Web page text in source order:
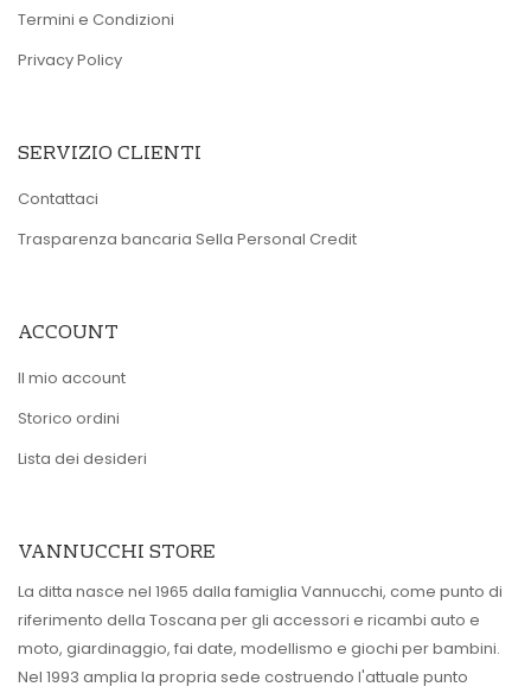
Termini e Condizioni
Privacy Policy
SERVIZIO CLIENTI
Contattaci
Trasparenza bancaria Sella Personal Credit
ACCOUNT
Il mio account
Storico ordini
Lista dei desideri
VANNUCCHI STORE
La ditta nasce nel 1965 dalla famiglia Vannucchi, come punto di
riferimento della Toscana per gli accessori e ricambi auto e
moto, giardinaggio, fai date, modellismo e giochi per bambini.
Nel 1993 amplia la propria sede costruendo l'attuale punto